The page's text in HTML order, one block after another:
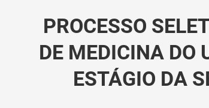
PROCESSO
DE MEDICINA DO
ESTÁGIO DA